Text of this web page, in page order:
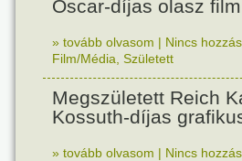
Oscar-díjas olasz
» tovább olvasom | Nincs
Film/Média Született
Megszületett Reich
Kossuth-díjas
» tovább olvasom | Nincs